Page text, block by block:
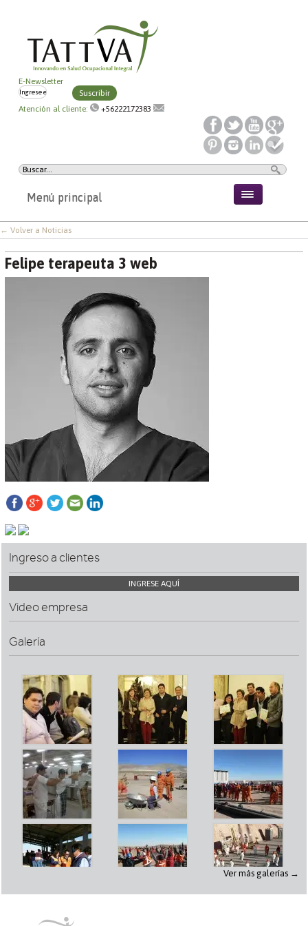
E-Newsletter
Suscribir
Atención al cliente:
+56222172383
Menú principal
← Volver a Noticias
Felipe terapeuta 3 web
Ingreso a clientes
INGRESE AQUÍ
Video empresa
Galería
Ver más galerías →